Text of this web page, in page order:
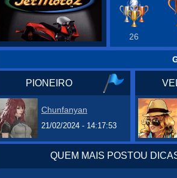
26
PIONEIRO
Chunfanyan
21/02/2024 - 14:17:53
QUEM MAIS POSTOU